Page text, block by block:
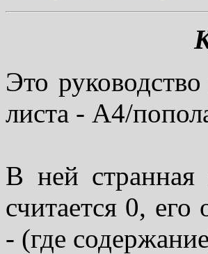
Это
листа - А4/
В ней странная
считается 0,
- (где